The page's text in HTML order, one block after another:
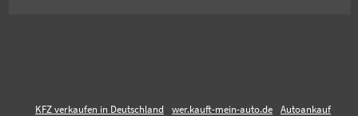
KFZ verkaufen in Deutschland wer.kauft-mein-auto.de
Autoankauf